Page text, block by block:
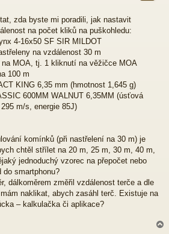
zda byste mi poradili, jak nastavit
na počet kliků na puškohledu:
4-16x50 SF SIR MILDOT
na vzdálenost 30 m
na MOA, tj. 1 kliknutí na věžičce MOA
100 m
KING 6,35 mm (hmotnost 1,645 g)
600MM WALNUT 6,35MM (úsťová
m/s, energie 85J)
komínků (při nastřelení na 30 m) je
chtěl střílet na 20 m, 25 m, 30 m, 40 m,
jednoduchý vzorec na přepočet nebo
do smartphonu?
dálkoměrem změřil vzdálenost terče a dle
naklikat, abych zasáhl terč. Existuje na
– kalkulačka či aplikace?